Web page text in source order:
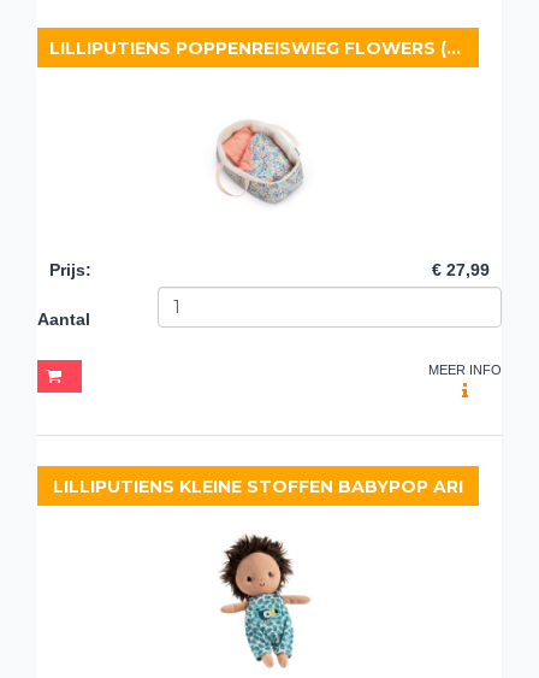
LILLIPUTIENS POPPENREISWIEG FLOWERS (36 CM)
Prijs: € 27,99
Aantal
MEER INFO
LILLIPUTIENS KLEINE STOFFEN BABYPOP ARI